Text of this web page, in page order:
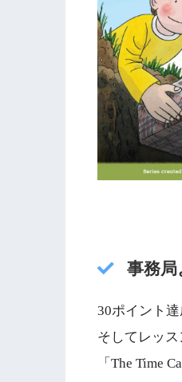
事務局
30ポイント
そしてレッ
「The Time